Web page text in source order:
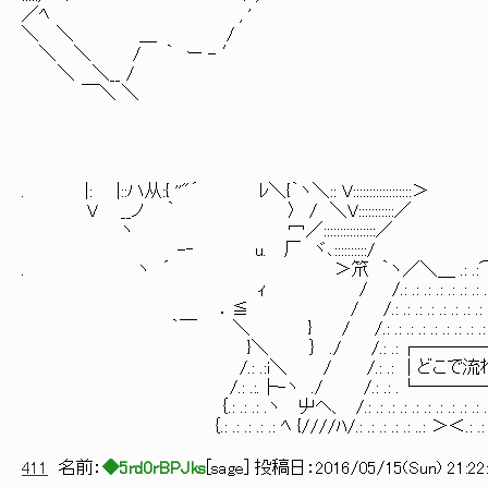
／ﾍ , ' │ はらわたが煮えく
＼ ＼ ＿ /
＼ ＼ / ｀ ー - ′
＼ ＼__ /
￣＼ ＼
. |: |::ハ从:{ ''"´ ﾚ＼{｀ヽ＼:: V::::::::::::::::::＞
V __ノ ｀ 〉 / ＼V:::::::::::／ （軍
ヽ 冖／::::::::::::::::／
-‐ u. 厂 ヾ､::::::::::/ 命の
. ヽ ´ ＞笊 ｀ヽ／＼＿ .: .:⌒
ｨ / /.: .: .: .: .: .: .: .: .: .:
．≦ / /.: .: .: .: .: .: .: .: .: .: .:
｀￣ ＼ } / /.: .: .: .: .: .: .: .: .: .: .:
}＼ ｝ ./ /.: .:
/.: .:i＼ / /.: .: │どこで流れ弾に当た
/.: .:.├-ヽ ./ /.: .: .
｛.: .: .: .ヽ 屮ヘ、 /.: .: .: .: .: .: .: .: .: .: .イ
｛.: .: .: .: .: ﾍ {////ﾊ/.: .: .: .: .: ..: ＞＜.: .: .: .:
411 名前： ◆5rd0rBPJks sage ] 投稿日： 2016/05/15(Sun)